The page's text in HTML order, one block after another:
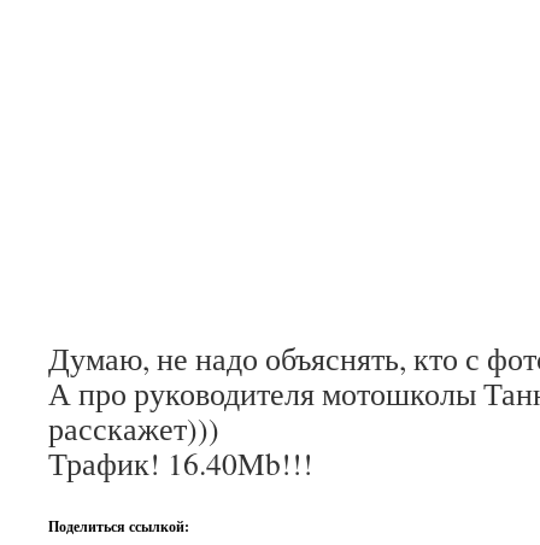
Думаю, не надо объяснять, кто с
А про руководителя мотошколы
расскажет)))
Трафик! 16.40Mb!!!
Поделиться ссылкой: